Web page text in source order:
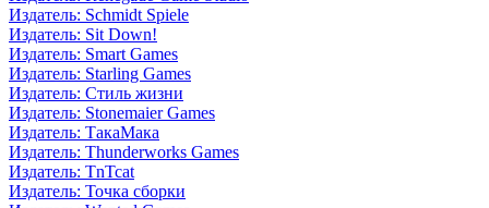
Издатель: Schmidt Spiele
Издатель: Sit Down!
Издатель: Smart Games
Издатель: Starling Games
Издатель: Стиль жизни
Издатель: Stonemaier Games
Издатель: ТакаМака
Издатель: Thunderworks Games
Издатель: TnTcat
Издатель: Точка сборки